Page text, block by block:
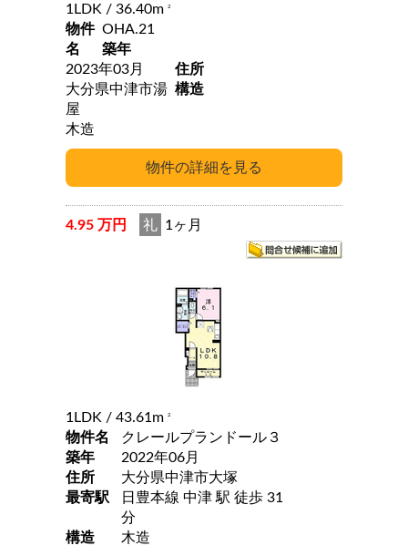
1LDK / 36.40m 2
物件
名
OHA.21
築年
2023年03月
住所
大分県中津市湯
屋
構造
木造
4.95 万円 礼 1ヶ月
1LDK / 43.61m 2
物件名
クレールプランドール３
築年
2022年06月
住所
大分県中津市大塚
最寄駅
日豊本線 中津 駅 徒歩 31
分
構造
木造